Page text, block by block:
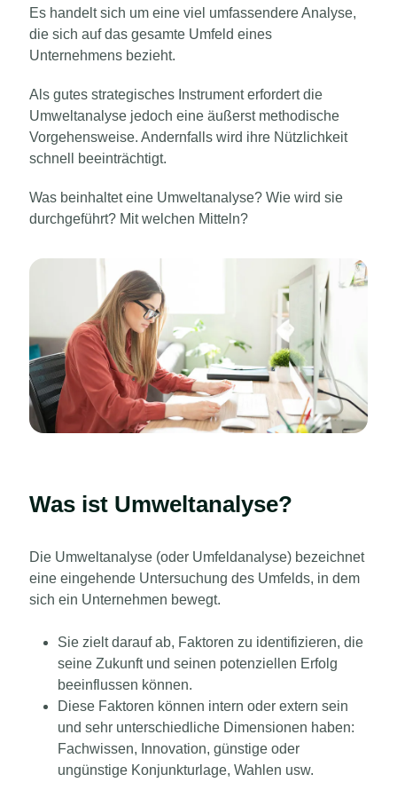
Es handelt sich um eine viel umfassendere Analyse,
die sich auf das gesamte Umfeld eines
Unternehmens bezieht.
Als gutes strategisches Instrument erfordert die
Umweltanalyse jedoch eine äußerst methodische
Vorgehensweise. Andernfalls wird ihre Nützlichkeit
schnell beeinträchtigt.
Was beinhaltet eine Umweltanalyse? Wie wird sie
durchgeführt? Mit welchen Mitteln?
Was ist Umweltanalyse?
Die Umweltanalyse (oder Umfeldanalyse) bezeichnet
eine eingehende Untersuchung des Umfelds, in dem
sich ein Unternehmen bewegt.
Sie zielt darauf ab, Faktoren zu identifizieren, die
seine Zukunft und seinen potenziellen Erfolg
beeinflussen können.
Diese Faktoren können intern oder extern sein
und sehr unterschiedliche Dimensionen haben:
Fachwissen, Innovation, günstige oder
ungünstige Konjunkturlage, Wahlen usw.